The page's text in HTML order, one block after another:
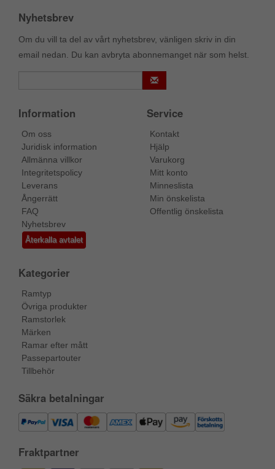
Nyhetsbrev
Om du vill ta del av vårt nyhetsbrev, vänligen skriv in din
email nedan. Du kan avbryta abonnemanget när som helst.
Information
Om oss
Juridisk information
Allmänna villkor
Integritetspolicy
Leverans
Ångerrätt
FAQ
Nyhetsbrev
Återkalla avtalet
Service
Kontakt
Hjälp
Varukorg
Mitt konto
Minneslista
Min önskelista
Offentlig önskelista
Kategorier
Ramtyp
Övriga produkter
Ramstorlek
Märken
Ramar efter mått
Passepartouter
Tillbehör
Säkra betalningar
Fraktpartner